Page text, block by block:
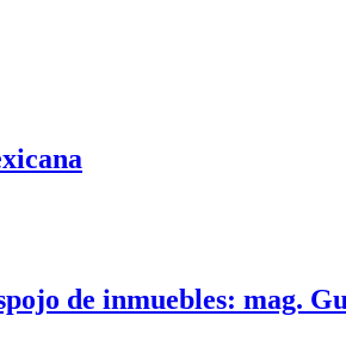
de inmuebles: mag.